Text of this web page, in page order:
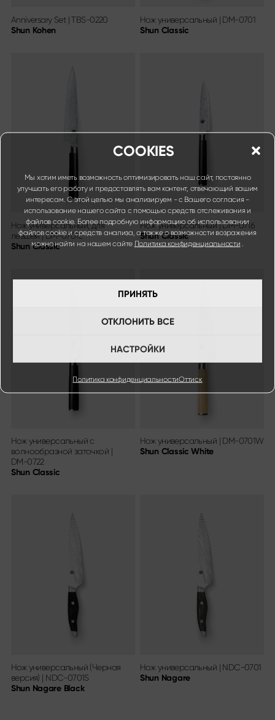
COOKIES
Мы хотим иметь возможность оптимизировать наш сайт, постоянно
улучшать его работу и предоставлять вам контент, отвечающий вашим
интересам. С этой целью мы анализируем - с Вашего согласия -
использование нашего сайта с помощью средств отслеживания и
файлов cookie. Более подробную информацию об использовании
файлов cookie и средств анализа, а также о возможности возражения
можно найти на нашем сайте Политика конфиденциальности
ПРИНЯТЬ
ОТКЛОНИТЬ ВСЕ
НАСТРОЙКИ
Политика конфиденциальностиОттиск
Anniversary Set|TBS-0220
Shun Kohen
Нож универсальный | DM-0701
Shun Classic
Нож универсальный, для
левшей|DM-0701L
Shun Classic
Нож универсальный|DM-0716
Shun Classic
Нож универсальный с
волнообразной заточкой |
DM-0722
Shun Classic
Нож универсальный | DM-0701W
Shun Classic White
Нож универсальный (Черная
версия) | NDC-0701S
Shun Nagare Black
Нож универсальный | NDC-0701
Shun Nagare